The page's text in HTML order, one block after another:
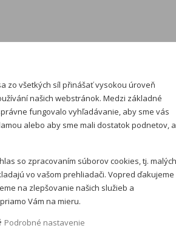
zo všetkých síl přinášať vysokou úroveň
našich webstránok. Medzi základné
fungovalo vyhľadávanie, aby sme vás
alebo aby sme mali dostatok podnetov,
so zpracovaním súborov cookies, tj. malých
vo vašom prehliadači. Vopred ďakujeme
na zlepšovanie našich služieb a
Vám na mieru.
Podrobné nastavenie